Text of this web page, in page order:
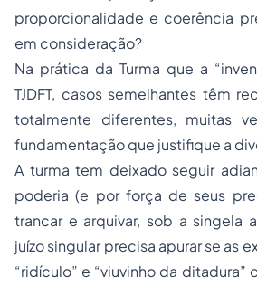
proporcionalidade e coerência
em consideração?
Na prática da Turma que a
TJDFT, casos semelhantes têm
totalmente diferentes, muitas
fundamentação que justifique a
A turma tem deixado seguir
poderia (e por força de seus
trancar e arquivar, sob a singela
juízo singular precisa apurar se as
“ridículo” e “viuvinho da ditadura”